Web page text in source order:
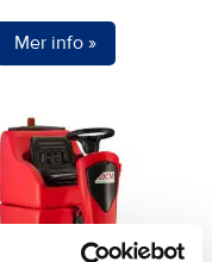
Mer info »